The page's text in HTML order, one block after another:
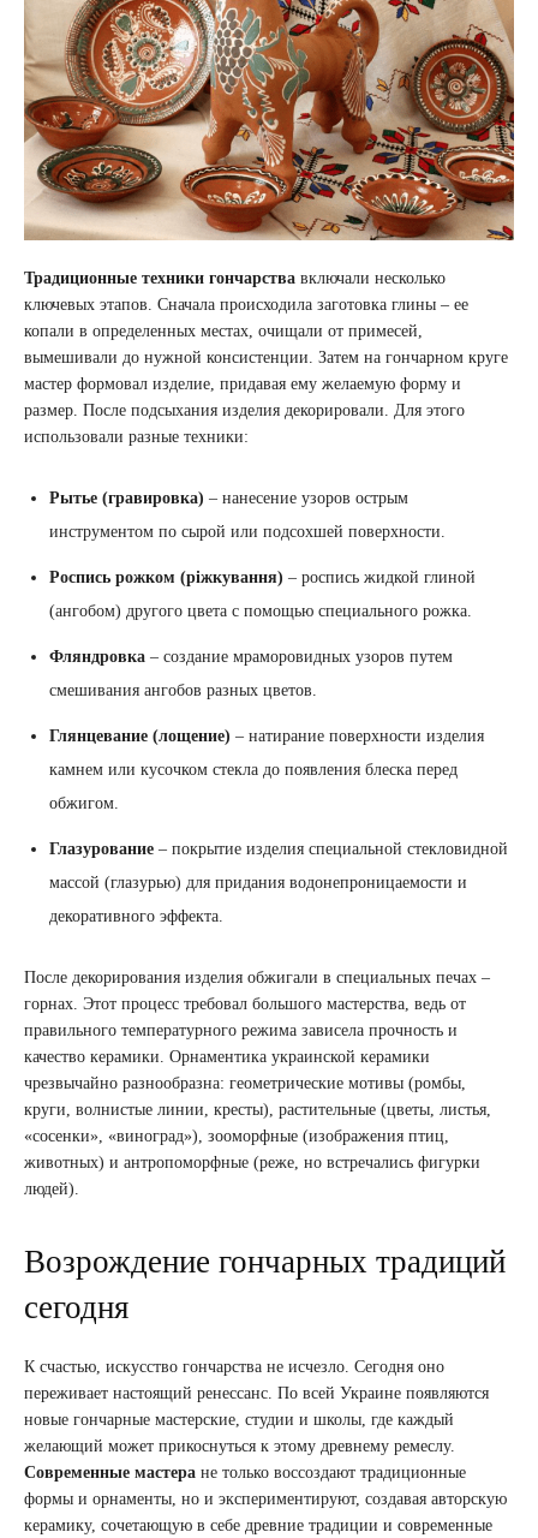
Традиционные техники гончарства включали несколько
ключевых этапов. Сначала происходила заготовка глины – ее
копали в определенных местах, очищали от примесей,
вымешивали до нужной консистенции. Затем на гончарном круге
мастер формовал изделие, придавая ему желаемую форму и
размер. После подсыхания изделия декорировали. Для этого
использовали разные техники:
Рытье (гравировка) – нанесение узоров острым
инструментом по сырой или подсохшей поверхности.
Роспись рожком (ріжкування) – роспись жидкой глиной
(ангобом) другого цвета с помощью специального рожка.
Фляндровка – создание мраморовидных узоров путем
смешивания ангобов разных цветов.
Глянцевание (лощение) – натирание поверхности изделия
камнем или кусочком стекла до появления блеска перед
обжигом.
Глазурование – покрытие изделия специальной стекловидной
массой (глазурью) для придания водонепроницаемости и
декоративного эффекта.
После декорирования изделия обжигали в специальных печах –
горнах. Этот процесс требовал большого мастерства, ведь от
правильного температурного режима зависела прочность и
качество керамики. Орнаментика украинской керамики
чрезвычайно разнообразна: геометрические мотивы (ромбы,
круги, волнистые линии, кресты), растительные (цветы, листья,
«сосенки», «виноград»), зооморфные (изображения птиц,
животных) и антропоморфные (реже, но встречались фигурки
людей).
Возрождение гончарных традиций
сегодня
К счастью, искусство гончарства не исчезло. Сегодня оно
переживает настоящий ренессанс. По всей Украине появляются
новые гончарные мастерские, студии и школы, где каждый
желающий может прикоснуться к этому древнему ремеслу.
Современные мастера не только воссоздают традиционные
формы и орнаменты, но и экспериментируют, создавая авторскую
керамику, сочетающую в себе древние традиции и современные